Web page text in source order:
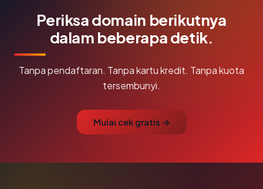
Periksa domain berikutnya
dalam beberapa detik.
Tanpa pendaftaran. Tanpa kartu kredit. Tanpa kuota
tersembunyi.
Mulai cek gratis →